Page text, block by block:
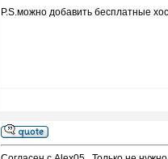
P.S.можно добавить бесплатные